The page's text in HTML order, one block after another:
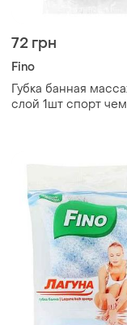
72 грн
Fino
Губка банная
слой 1шт спорт